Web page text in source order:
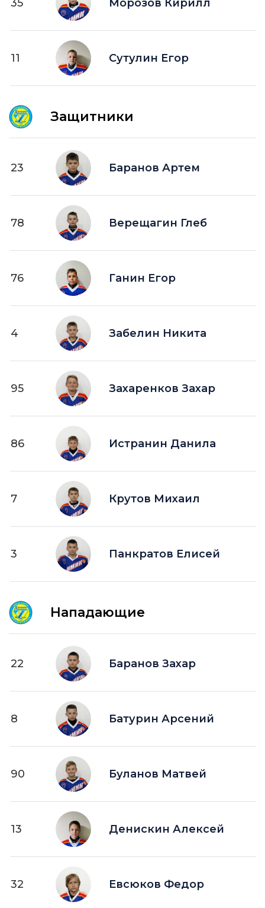
35 Морозов Кирилл
11 Сутулин Егор
Защитники
23 Баранов Артем
78 Верещагин Глеб
76 Ганин Егор
4 Забелин Никита
95 Захаренков Захар
86 Истранин Данила
7 Крутов Михаил
3 Панкратов Елисей
Нападающие
22 Баранов Захар
8 Батурин Арсений
90 Буланов Матвей
13 Денискин Алексей
32 Евсюков Федор